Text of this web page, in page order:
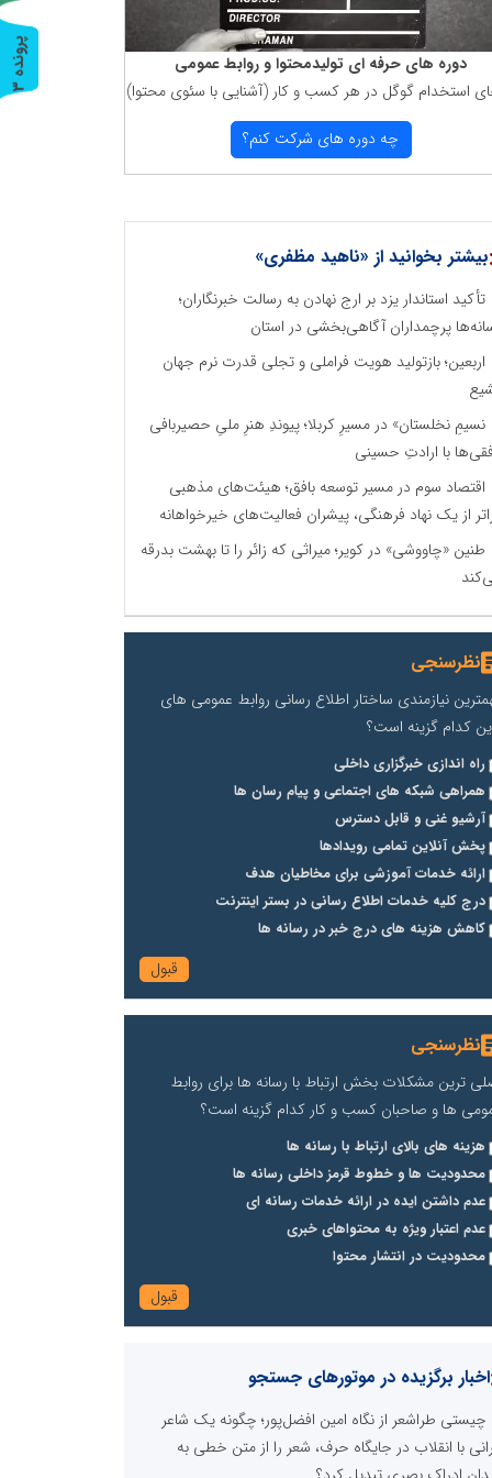
دوره های حرفه ای تولیدمحتوا و روابط عمومی
استخدام گوگل در هر كسب و كار (آشنایی با سئوی محتوا)
چه دوره های شركت كنم؟
بیشتر بخوانید از «ناهید مظفری»
تأکید استاندار یزد بر ارج نهادن به رسالت خبرنگاران؛
پرچمداران آگاهی‌بخشی در استان
اربعین؛ بازتولید هویت فراملی و تجلی قدرت نرم جهان
نسیمِ نخلستان» در مسیرِ کربلا؛ پیوندِ هنرِ ملیِ حصیربافی
با ارادتِ حسینی
اقتصاد سوم در مسیر توسعه بافق؛ هیئت‌های مذهبی
از یک نهاد فرهنگی، پیشران فعالیت‌های خیرخواهانه
طنین «چاووشی» در کویر؛ میراثی که زائر را تا بهشت بدرقه
نظرسنجی
نیازمندی ساختار اطلاع رسانی روابط عمومی های
کدام گزینه است؟
راه اندازی خبرگزاری داخلی
همراهی شبکه های اجتماعی و پیام رسان ها
آرشیو غنی و قابل دسترس
پخش آنلاین تمامی رویدادها
ارائه خدمات آموزشی برای مخاطیان هدف
درج کلیه خدمات اطلاع رسانی در بستر اینترنت
کاهش هزینه های درج خبر در رسانه ها
نظرسنجی
ترین مشکلات بخش ارتباط با رسانه ها برای روابط
ها و صاحبان کسب و کار کدام گزینه است؟
هزینه های بالای ارتباط با رسانه ها
محدودیت ها و خطوط قرمز داخلی رسانه ها
عدم داشتن ایده در ارائه خدمات رسانه ای
عدم اعتبار ویژه به محتواهای خبری
محدودیت در انتشار محتوا
اخبار برگزیده در موتورهای جستجو
چیستی طراشعر از نگاه امین افضل‌پور؛ چگونه یک شاعر
با انقلاب در جایگاه حرف، شعر را از متن خطی به
پ
ر
و
ن
د
ه
3